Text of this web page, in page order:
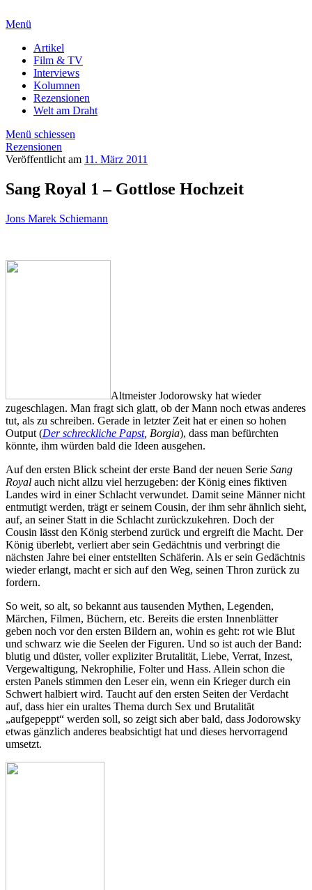
Menü
Artikel
Film & TV
Interviews
Kolumnen
Rezensionen
Welt am Draht
Menü schiessen
Rezensionen
Veröffentlicht am 11. März 2011
Sang Royal 1 – Gottlose Hochzeit
Jons Marek Schiemann
Altmeister Jodorowsky hat wieder
zugeschlagen. Man fragt sich glatt, ob der Mann noch etwas anderes
tut, als zu schreiben. Gerade in letzter Zeit hat er einen so hohen
Output (Der schreckliche Papst, Borgia), dass man befürchten
könnte, ihm würden bald die Ideen ausgehen.
Auf den ersten Blick scheint der erste Band der neuen Serie Sang
Royal auch nicht allzu viel herzugeben: der König eines fiktiven
Landes wird in einer Schlacht verwundet. Damit seine Männer nicht
entmutigt werden, trägt er seinem Cousin, der ihm sehr ähnlich sieht,
auf, an seiner Statt in die Schlacht zurückzukehren. Doch der
Cousin lässt den König sterbend zurück und ergreift die Macht. Der
König überlebt, verliert aber sein Gedächtnis und verbringt die
nächsten Jahre bei einer entstellten Schäferin. Als er sein Gedächtnis
wieder erlangt, macht er sich auf den Weg, seinen Thron zurück zu
fordern.
So weit, so alt, so bekannt aus tausenden Mythen, Legenden,
Märchen, Filmen, Büchern, etc. Bereits die ersten Innenblätter
geben noch vor den ersten Bildern an, wohin es geht: rot wie Blut
und schwarz wie die Seelen der Figuren. Und so ist auch der Band:
blutig und düster, voller expliziter Brutalität, Liebe, Verrat, Inzest,
Vergewaltigung, Nekrophilie, Folter und Hass. Allein schon die
ersten Panels stimmen den Leser ein, wenn ein Krieger durch ein
Schwert halbiert wird. Taucht auf den ersten Seiten der Verdacht
auf, dass hier ein uraltes Thema durch Sex und Brutalität
„aufgepeppt“ werden soll, so zeigt sich aber bald, dass Jodorowsky
etwas gänzlich anderes beabsichtigt hat und dieses hervorragend
umsetzt.